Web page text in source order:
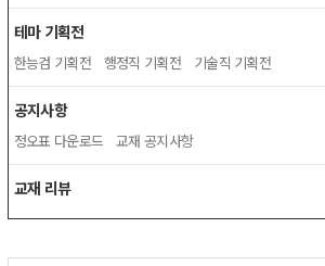
테마 기획전
한능검 기획전 행정직 기획전 기술직 기획전
공지사항
정오표 다운로드 교재 공지사항
교재 리뷰